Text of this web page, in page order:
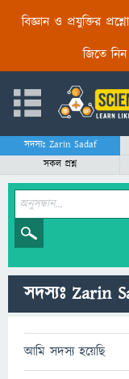
বিজ্ঞান ও প্রযুক্তির
জিতে নিন
সদস্যঃ Zarin Sadaf
সকল প্রশ্ন
সদস্যঃ Zarin
আমি সদস্য হয়েছি